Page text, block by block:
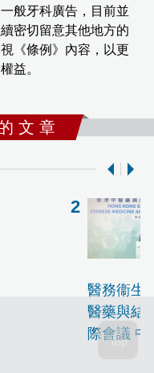
般牙科廣告，目前並
密切留意其他地方的
《條例》內容，以更
益。
文 章
醫務衞生
醫藥與結
際會議 中